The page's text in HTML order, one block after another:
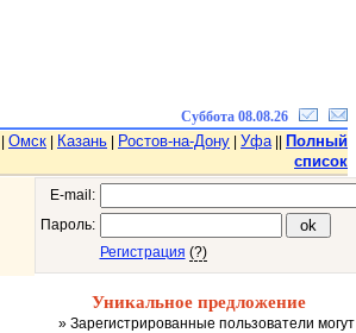
Суббота 08.08.26
Омск Казань Ростов-на-Дону Уфа||
Полный
список
E-mail:
Пароль:
Регистрация (?)
Уникальное предложение
» Зарегистрированные пользователи могут